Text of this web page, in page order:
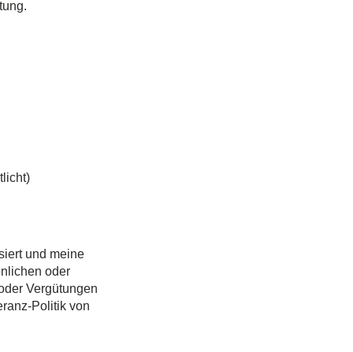
und meine
oder
Vergütungen
Politik von